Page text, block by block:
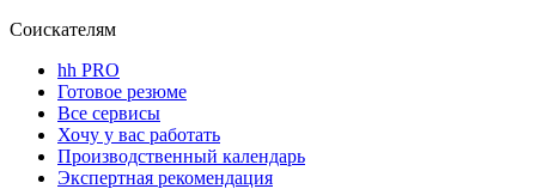
Соискателям
hh PRO
Готовое резюме
Все сервисы
Хочу у вас работать
Производственный календарь
Экспертная рекомендация